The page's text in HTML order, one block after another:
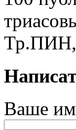
Тр.ПИН,
Ваше